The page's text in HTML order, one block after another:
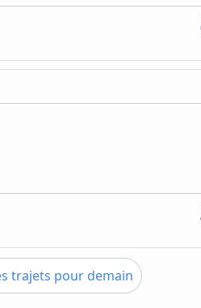
trajets pour demain